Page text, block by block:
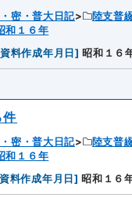
密・普大日記 陸支普
和１６年
資料作成年月日] 昭和１６
件
密・普大日記 陸支普
和１６年
資料作成年月日] 昭和１６